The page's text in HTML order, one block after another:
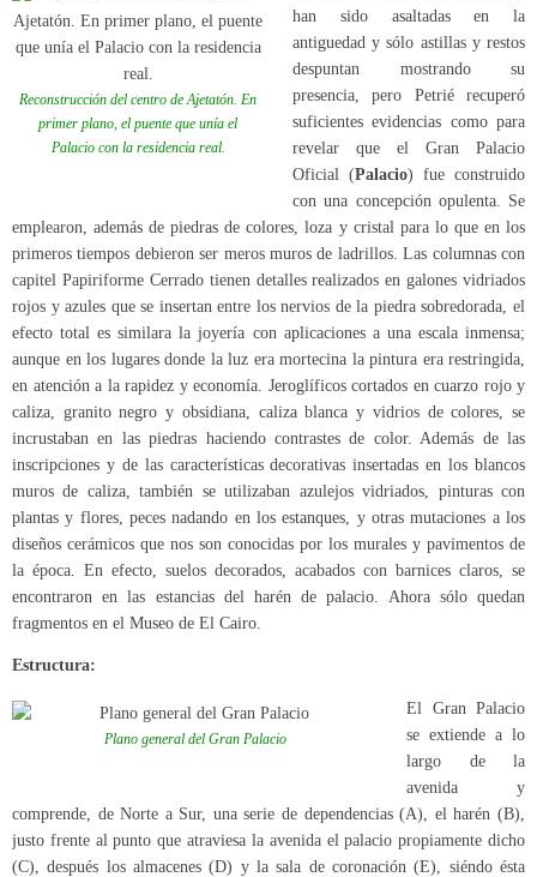
Reconstrucción del centro de Ajetatón. En
primer plano, el puente que unía el
Palacio con la residencia real.
han sido asaltadas en la
antiguedad y sólo astillas y restos
despuntan mostrando su
presencia, pero Petrié recuperó
suficientes evidencias como para
revelar que el Gran Palacio
Oficial (Palacio) fue construido
con una concepción opulenta. Se
emplearon, además de piedras de colores, loza y cristal para lo que en los
primeros tiempos debieron ser meros muros de ladrillos. Las columnas con
capitel Papiriforme Cerrado tienen detalles realizados en galones vidriados
rojos y azules que se insertan entre los nervios de la piedra sobredorada, el
efecto total es similara la joyería con aplicaciones a una escala inmensa;
aunque en los lugares donde la luz era mortecina la pintura era restringida,
en atención a la rapidez y economía. Jeroglíficos cortados en cuarzo rojo y
caliza, granito negro y obsidiana, caliza blanca y vidrios de colores, se
incrustaban en las piedras haciendo contrastes de color. Además de las
inscripciones y de las características decorativas insertadas en los blancos
muros de caliza, también se utilizaban azulejos vidriados, pinturas con
plantas y flores, peces nadando en los estanques, y otras mutaciones a los
diseños cerámicos que nos son conocidas por los murales y pavimentos de
la época. En efecto, suelos decorados, acabados con barnices claros, se
encontraron en las estancias del harén de palacio. Ahora sólo quedan
fragmentos en el Museo de El Cairo.
Estructura:
Plano general del Gran Palacio
El Gran Palacio
se extiende a lo
largo de la
avenida y
comprende, de Norte a Sur, una serie de dependencias (A), el harén (B),
justo frente al punto que atraviesa la avenida el palacio propiamente dicho
(C), después los almacenes (D) y la sala de coronación (E), siéndo ésta